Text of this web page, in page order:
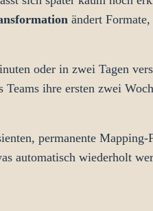
ändert Formate,
oder in zwei Tagen
Teams ihre ersten zwei
permanente
automatisch wiederholt